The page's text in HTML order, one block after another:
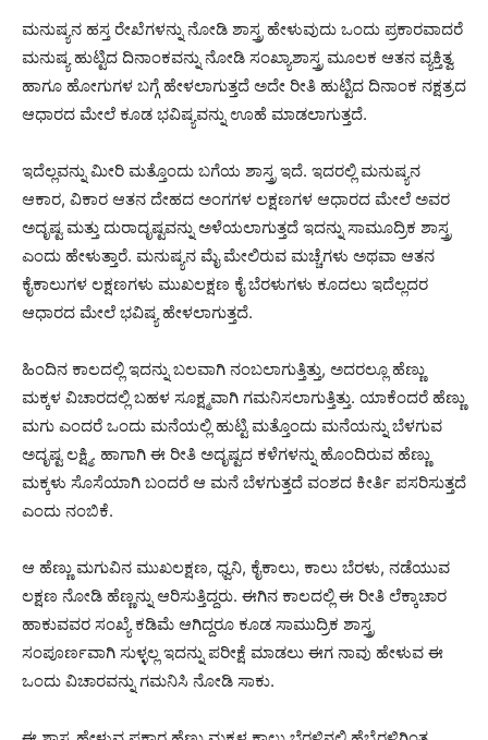
ಮನುಷ್ಯನ ಹಸ್ತ ರೇಖೆಗಳನ್ನು ನೋಡಿ ಶಾಸ್ತ್ರ ಹೇಳುವುದು ಒಂದು ಪ್ರಕಾರವಾದರೆ
ಮನುಷ್ಯ ಹುಟ್ಟಿದ ದಿನಾಂಕವನ್ನು ನೋಡಿ ಸಂಖ್ಯಾಶಾಸ್ತ್ರ ಮೂಲಕ ಆತನ ವ್ಯಕ್ತಿತ್ವ
ಹಾಗೂ ಹೋಗುಗಳ ಬಗ್ಗೆ ಹೇಳಲಾಗುತ್ತದೆ ಅದೇ ರೀತಿ ಹುಟ್ಟಿದ ದಿನಾಂಕ ನಕ್ಷತ್ರದ
ಆಧಾರದ ಮೇಲೆ ಕೂಡ ಭವಿಷ್ಯವನ್ನು ಊಹೆ ಮಾಡಲಾಗುತ್ತದೆ.
ಇದೆಲ್ಲವನ್ನು ಮೀರಿ ಮತ್ತೊಂದು ಬಗೆಯ ಶಾಸ್ತ್ರ ಇದೆ. ಇದರಲ್ಲಿ ಮನುಷ್ಯನ
ಆಕಾರ, ವಿಕಾರ ಆತನ ದೇಹದ ಅಂಗಗಳ ಲಕ್ಷಣಗಳ ಆಧಾರದ ಮೇಲೆ ಅವರ
ಅದೃಷ್ಟ ಮತ್ತು ದುರಾದೃಷ್ಟವನ್ನು ಅಳೆಯಲಾಗುತ್ತದೆ ಇದನ್ನು ಸಾಮೂದ್ರಿಕ ಶಾಸ್ತ್ರ
ಎಂದು ಹೇಳುತ್ತಾರೆ. ಮನುಷ್ಯನ ಮೈ ಮೇಲಿರುವ ಮಚ್ಚೆಗಳು ಅಥವಾ ಆತನ
ಕೈಕಾಲುಗಳ ಲಕ್ಷಣಗಳು ಮುಖಲಕ್ಷಣ ಕೈ ಬೆರಳುಗಳು ಕೂದಲು ಇದೆಲ್ಲದರ
ಆಧಾರದ ಮೇಲೆ ಭವಿಷ್ಯ ಹೇಳಲಾಗುತ್ತದೆ.
ಹಿಂದಿನ ಕಾಲದಲ್ಲಿ ಇದನ್ನು ಬಲವಾಗಿ ನಂಬಲಾಗುತ್ತಿತ್ತು, ಅದರಲ್ಲೂ ಹೆಣ್ಣು
ಮಕ್ಕಳ ವಿಚಾರದಲ್ಲಿ ಬಹಳ ಸೂಕ್ಷ್ಮವಾಗಿ ಗಮನಿಸಲಾಗುತ್ತಿತ್ತು. ಯಾಕೆಂದರೆ ಹೆಣ್ಣು
ಮಗು ಎಂದರೆ ಒಂದು ಮನೆಯಲ್ಲಿ ಹುಟ್ಟಿ ಮತ್ತೊಂದು ಮನೆಯನ್ನು ಬೆಳಗುವ
ಅದೃಷ್ಟ ಲಕ್ಷ್ಮಿ. ಹಾಗಾಗಿ ಈ ರೀತಿ ಅದೃಷ್ಟದ ಕಳೆಗಳನ್ನು ಹೊಂದಿರುವ ಹೆಣ್ಣು
ಮಕ್ಕಳು ಸೊಸೆಯಾಗಿ ಬಂದರೆ ಆ ಮನೆ ಬೆಳಗುತ್ತದೆ ವಂಶದ ಕೀರ್ತಿ ಪಸರಿಸುತ್ತದೆ
ಎಂದು ನಂಬಿಕೆ.
ಆ ಹೆಣ್ಣು ಮಗುವಿನ ಮುಖಲಕ್ಷಣ, ಧ್ವನಿ, ಕೈಕಾಲು, ಕಾಲು ಬೆರಳು, ನಡೆಯುವ
ಲಕ್ಷಣ ನೋಡಿ ಹೆಣ್ಣನ್ನು ಆರಿಸುತ್ತಿದ್ದರು. ಈಗಿನ ಕಾಲದಲ್ಲಿ ಈ ರೀತಿ ಲೆಕ್ಕಾಚಾರ
ಹಾಕುವವರ ಸಂಖ್ಯೆ ಕಡಿಮೆ ಆಗಿದ್ದರೂ ಕೂಡ ಸಾಮುದ್ರಿಕ ಶಾಸ್ತ್ರ
ಸಂಪೂರ್ಣವಾಗಿ ಸುಳ್ಳಲ್ಲ ಇದನ್ನು ಪರೀಕ್ಷೆ ಮಾಡಲು ಈಗ ನಾವು ಹೇಳುವ ಈ
ಒಂದು ವಿಚಾರವನ್ನು ಗಮನಿಸಿ ನೋಡಿ ಸಾಕು.